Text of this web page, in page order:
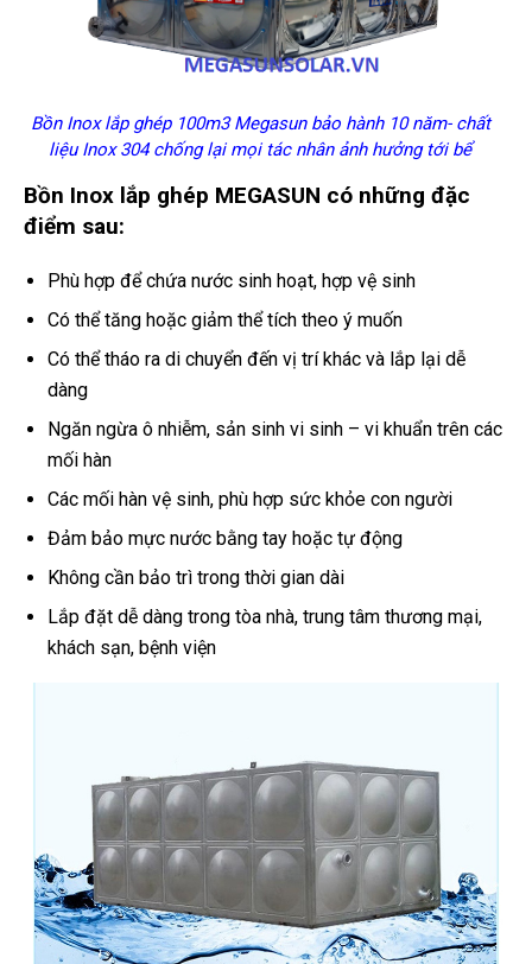
Bồn Inox lắp ghép 100m3 Megasun bảo hành 10 năm- chất
liệu Inox 304 chống lại mọi tác nhân ảnh hưởng tới bể
Bồn Inox lắp ghép MEGASUN có những đặc
điểm sau:
Phù hợp để chứa nước sinh hoạt, hợp vệ sinh
Có thể tăng hoặc giảm thể tích theo ý muốn
Có thể tháo ra di chuyển đến vị trí khác và lắp lại dễ
dàng
Ngăn ngừa ô nhiễm, sản sinh vi sinh – vi khuẩn trên các
mối hàn
Các mối hàn vệ sinh, phù hợp sức khỏe con người
Đảm bảo mực nước bằng tay hoặc tự động
Không cần bảo trì trong thời gian dài
Lắp đặt dễ dàng trong tòa nhà, trung tâm thương mại,
khách sạn, bệnh viện